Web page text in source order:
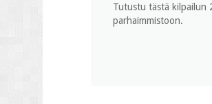
Tutustu tästä kilpailun
parhaimmistoon.